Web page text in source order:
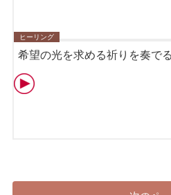
希望の光を求める祈りを奏で
ヒーリング